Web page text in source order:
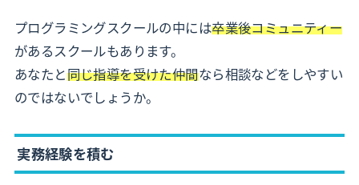
プログラミングスクールの中には卒業後コミュニティー
があるスクールもあります。
あなたと同じ指導を受けた仲間なら相談などをしやすい
のではないでしょうか。
実務経験を積む